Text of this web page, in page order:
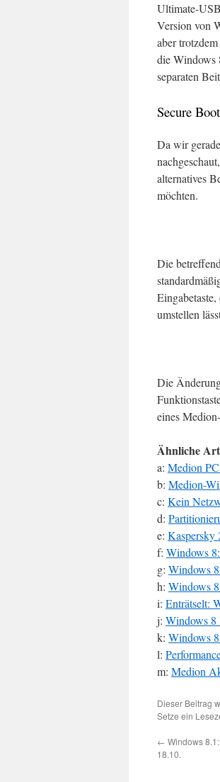
Ultimate-
Version von
aber
die Windows
separaten
Secure
Da wir
alternatives
möchten.
Die
umstellen
Die
eines
Ähnliche
a: Medion
b: Medion-
c: Kein
d:
e: Kaspersky
f: Windows
g: Windows
h: Windows
i: Enträtselt:
j: Windows 8
k: Windows
l:
m: Medion
Dieser Beitrag
Setze ein
← Windows
18.10.